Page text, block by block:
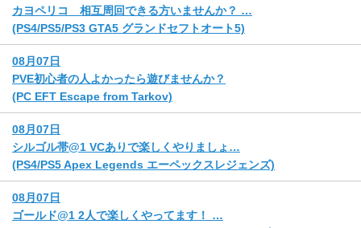
カヨペリコ 相互周回できる方いませんか？ …
(PS4/PS5/PS3 GTA5 グランドセフトオート5)
08月07日
PVE初心者の人よかったら遊びませんか？
(PC EFT Escape from Tarkov)
08月07日
シルゴル帯@1 VCありで楽しくやりましょ…
(PS4/PS5 Apex Legends エーペックスレジェンズ)
08月07日
ゴールド@1 2人で楽しくやってます！ …